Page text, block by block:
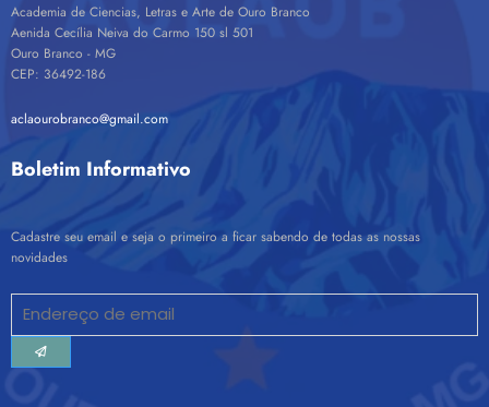
Academia de Ciencias, Letras e Arte de Ouro Branco
Aenida Cecília Neiva do Carmo 150 sl 501
Ouro Branco - MG
CEP: 36492-186
aclaourobranco@gmail.com
Boletim Informativo
Cadastre seu email e seja o primeiro a ficar sabendo de todas as nossas
novidades